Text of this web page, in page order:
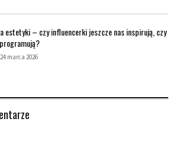
estetyki – czy influencerki jeszcze nas inspirują, czy
24 marca 2026